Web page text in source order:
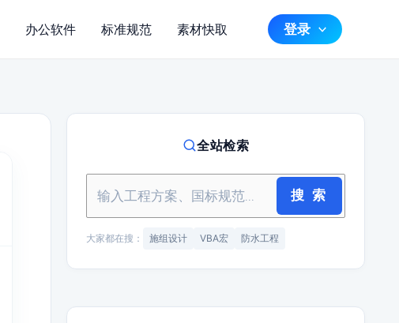
办公软件 标准规范 素材快取 登录
全站检索
搜 索
大家都在搜： 施组设计 VBA宏 防水工程